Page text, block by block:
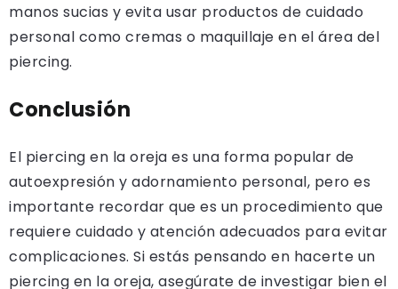
manos sucias y evita usar productos de cuidado
personal como cremas o maquillaje en el área del
piercing.
Conclusión
El piercing en la oreja es una forma popular de
autoexpresión y adornamiento personal, pero es
importante recordar que es un procedimiento que
requiere cuidado y atención adecuados para evitar
complicaciones. Si estás pensando en hacerte un
piercing en la oreja, asegúrate de investigar bien el